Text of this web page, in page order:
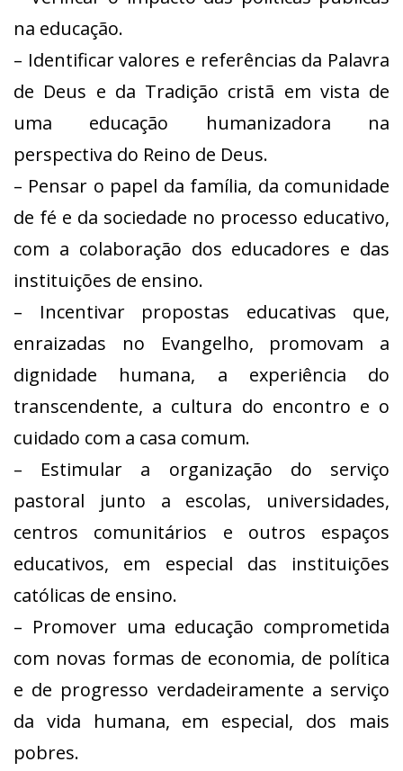
na educação.
– Identificar valores e referências da Palavra
de Deus e da Tradição cristã em vista de
uma educação humanizadora na
perspectiva do Reino de Deus.
– Pensar o papel da família, da comunidade
de fé e da sociedade no processo educativo,
com a colaboração dos educadores e das
instituições de ensino.
– Incentivar propostas educativas que,
enraizadas no Evangelho, promovam a
dignidade humana, a experiência do
transcendente, a cultura do encontro e o
cuidado com a casa comum.
– Estimular a organização do serviço
pastoral junto a escolas, universidades,
centros comunitários e outros espaços
educativos, em especial das instituições
católicas de ensino.
– Promover uma educação comprometida
com novas formas de economia, de política
e de progresso verdadeiramente a serviço
da vida humana, em especial, dos mais
pobres.